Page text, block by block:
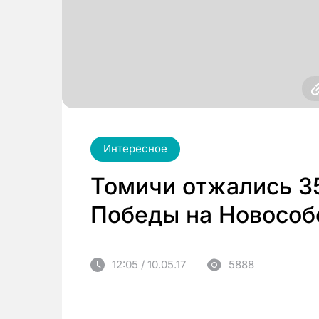
Интересное
Томичи отжались
Победы на
12:05 / 10.05.17 5888